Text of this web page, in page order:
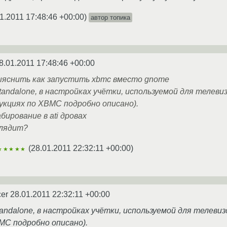
17:48:46 +00:00) автор топика
17:48:46 +00:00
как запустить xbmc вместо gnome
в настройках учётки, используемой для
по XBMC подробно описано).
в ati дровах
(28.01.2011 22:32:11 +00:00)
28.01.2011 22:32:11 +00:00
в настройках учётки, используемой для
подробно описано).